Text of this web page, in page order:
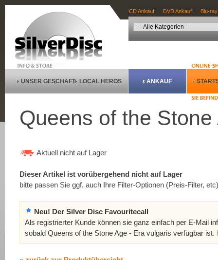
CD Ankauf DVD Ankauf Blu-
UNSER GESCHÄFT LOCAL HEROS ANKAUF
Queens of the
Aktuell nicht auf Lager
Dieser Artikel ist vorübergehend nicht auf Lager
bitte passen Sie ggf. auch Ihre Filter-Optionen (Preis-Filter,
Neu! Der Silver Disc Favouritecall
Als registrierter Kunde können sie ganz einfach per E-Mail
sobald Queens of the Stone Age - Era vulgaris verfügbar ist.